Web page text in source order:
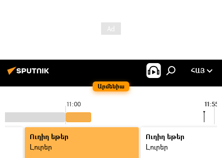
Արմենիա
ՀԱՅ
11:00 11:55
Ուղիղ եթեր
Լուրեր
Ուղիղ եթեր
Լուրեր